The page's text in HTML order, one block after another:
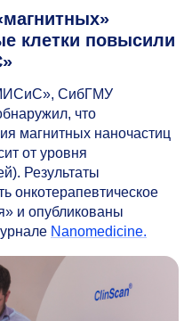
клетки повысили
СибГМУ
что
магнитных наночастиц
от уровня
Результаты
онкотерапевтическое
и опубликованы
Nanomedicine.